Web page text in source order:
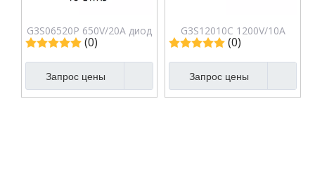
G3S06520P 650V/20A диод
Шоттки из карбида
кремния
(0)
Запрос цены
G3S12010C 1200V/10A
Силовой барьер
Кремниевый карбидный
диод Шоттки
(0)
Запрос цены